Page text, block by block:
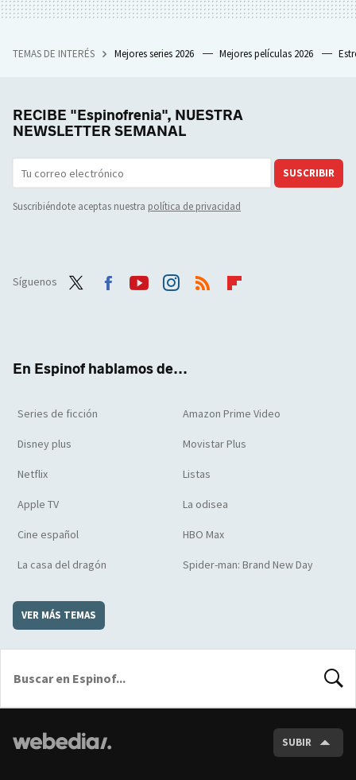
TEMAS DE INTERÉS Mejores series 2026 Mejores películas 2026
RECIBE "Espinofrenia", NUESTRA
NEWSLETTER SEMANAL
SUSCRIBIR
Suscribiéndote aceptas nuestra política de privacidad
Síguenos
En Espinof hablamos de...
Series de ficción Amazon Prime Video
Disney plus Movistar Plus
Netflix Listas
Apple TV La odisea
Cine español HBO Max
La casa del dragón Spider-man: Brand New Day
VER MÁS TEMAS
SUBIR